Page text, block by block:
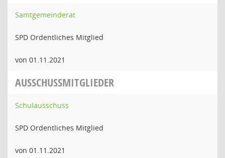
Samtgemeinderat
SPD Ordentliches Mitglied
von 01.11.2021
AUSSCHUSSMITGLIEDER
Schulausschuss
SPD Ordentliches Mitglied
von 01.11.2021